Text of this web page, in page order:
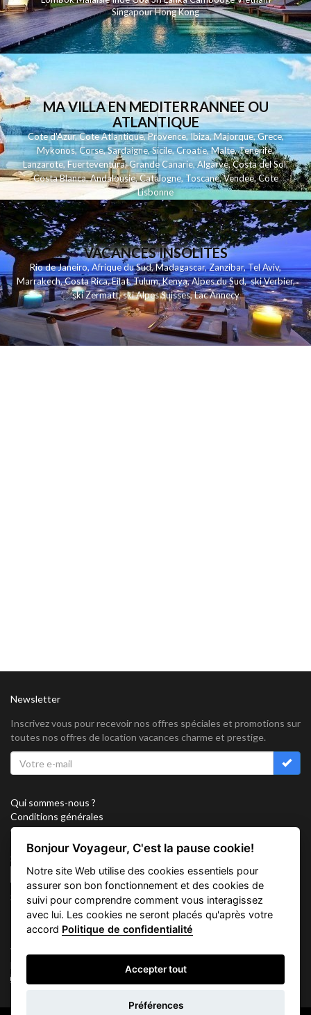
d'informations
SingapourHong Kong
MA VILLA EN MEDITERRANNEE OU
ATLANTIQUE
Cote d'Azur,Cote Atlantique,Provence,Ibiza,Majorque,Grece,
Mykonos,Corse,Sardaigne,Sicile,Croatie,Malte,Tenerife,
Lanzarote,Fuerteventura,Grande Canarie,Algarve,Costa del Sol,
Costa Blanca,Andalousie,Catalogne,Toscane,Vendee,Cote
Lisbonne
VACANCES INSOLITES
Rio de Janeiro,Afrique du Sud,Madagascar,Zanzibar,Tel Aviv,
Marrakech,Costa Rica,Eilat,Tulum,Kenya,Alpes du Sud,ski Verbier,
ski Zermatt,ski Alpes Suisses,Lac Annecy
Newsletter
Inscrivez vous pour recevoir nos offres spéciales et promotions sur
toutes nos offres de location vacances charme et prestige.
Qui sommes-nous ?
Conditions générales
Confidentialité
Partenariat
Sitemap
Cookies
Suivez nous sur
Vacation Key Corp. 2905 Point East Drive #L-215. Aventura.
FLORIDA 33160.
Bonjour Voyageur, C'est la pause cookie!
Notre site Web utilise des cookies essentiels pour
assurer son bon fonctionnement et des cookies de
suivi pour comprendre comment vous interagissez
avec lui. Les cookies ne seront placés qu'après votre
accord Politique de confidentialité
Accepter tout
Préférences